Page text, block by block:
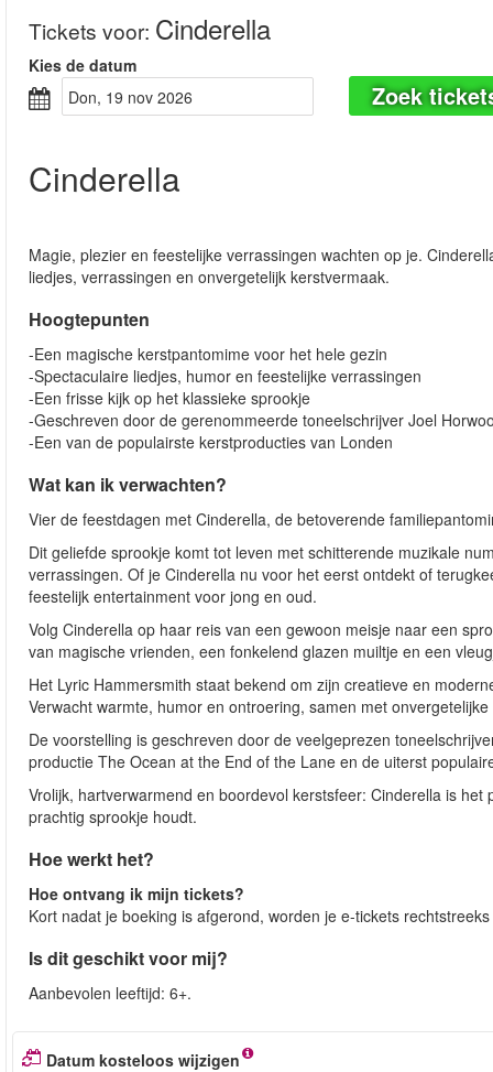
Tickets voor: Cinderella
Kies de datum
don, 19 nov 2026
Zoek
Cinderella
Magie, plezier en feestelijke verrassingen wachten op je.
liedjes, verrassingen en onvergetelijk kerstvermaak.
Hoogtepunten
-Een magische kerstpantomime voor het hele gezin
-Spectaculaire liedjes, humor en feestelijke verrassingen
-Een frisse kijk op het klassieke sprookje
-Geschreven door de gerenommeerde toneelschrijver Joel
-Een van de populairste kerstproducties van Londen
Wat kan ik verwachten?
Vier de feestdagen met Cinderella, de betoverende
Dit geliefde sprookje komt tot leven met schitterende muzikale
verrassingen. Of je Cinderella nu voor het eerst ontdekt of
feestelijk entertainment voor jong en oud.
Volg Cinderella op haar reis van een gewoon meisje naar een
van magische vrienden, een fonkelend glazen muiltje en een
Het Lyric Hammersmith staat bekend om zijn creatieve en
Verwacht warmte, humor en ontroering, samen met
De voorstelling is geschreven door de veelgeprezen
productie The Ocean at the End of the Lane en de uiterst
Vrolijk, hartverwarmend en boordevol kerstsfeer: Cinderella is
prachtig sprookje houdt.
Hoe werkt het?
Hoe ontvang ik mijn tickets?
Kort nadat je boeking is afgerond, worden je e-tickets
Is dit geschikt voor mij?
Aanbevolen leeftijd: 6+.
Datum kosteloos wijzigen